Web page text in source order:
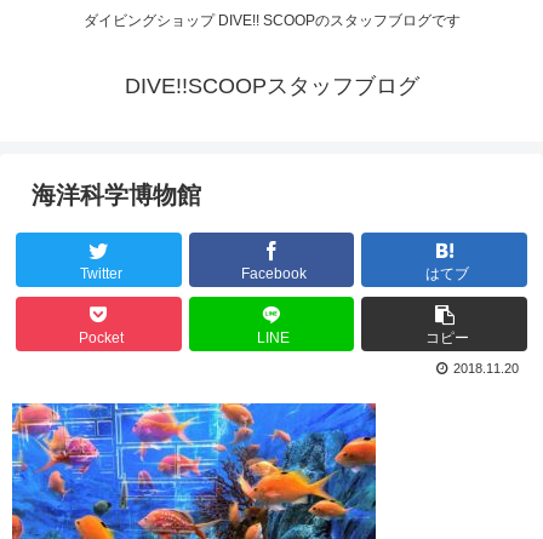
ダイビングショップ DIVE!! SCOOPのスタッフブログです
DIVE!!SCOOPスタッフブログ
海洋科学博物館
Twitter Facebook はてブ
Pocket LINE コピー
2018.11.20